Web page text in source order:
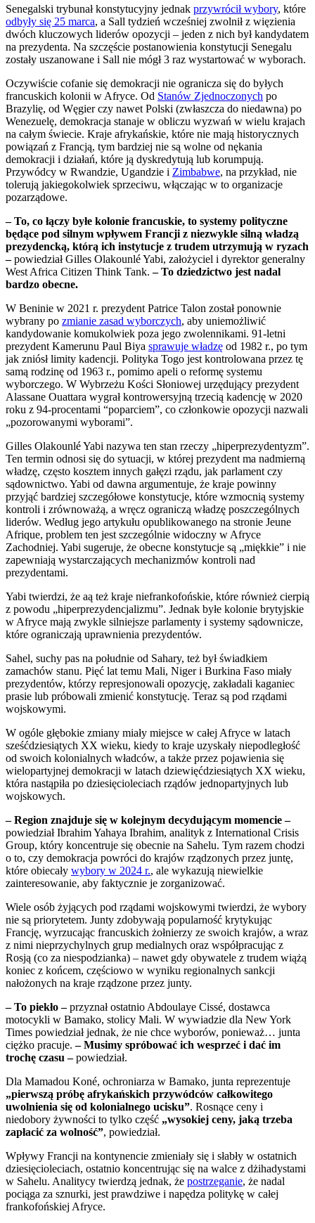
Senegalski trybunał konstytucyjny jednak przywrócił wybory, które
odbyły się 25 marca, a Sall tydzień wcześniej zwolnił z więzienia
dwóch kluczowych liderów opozycji – jeden z nich był kandydatem
na prezydenta. Na szczęście postanowienia konstytucji Senegalu
zostały uszanowane i Sall nie mógł 3 raz wystartować w wyborach.
Oczywiście cofanie się demokracji nie ogranicza się do byłych
francuskich kolonii w Afryce. Od Stanów Zjednoczonych po
Brazylię, od Węgier czy nawet Polski (zwłaszcza do niedawna) po
Wenezuelę, demokracja stanaje w obliczu wyzwań w wielu krajach
na całym świecie. Kraje afrykańskie, które nie mają historycznych
powiązań z Francją, tym bardziej nie są wolne od nękania
demokracji i działań, które ją dyskredytują lub korumpują.
Przywódcy w Rwandzie, Ugandzie i Zimbabwe, na przykład, nie
tolerują jakiegokolwiek sprzeciwu, włączając w to organizacje
pozarządowe.
– To, co łączy byłe kolonie francuskie, to systemy polityczne
będące pod silnym wpływem Francji z niezwykle silną władzą
prezydencką, którą ich instytucje z trudem utrzymują w ryzach
–powiedział Gilles Olakounlé Yabi, założyciel i dyrektor generalny
West Africa Citizen Think Tank.– To dziedzictwo jest nadal
bardzo obecne.
W Beninie w 2021 r. prezydent Patrice Talon został ponownie
wybrany po zmianie zasad wyborczych, aby uniemożliwić
kandydowanie komukolwiek poza jego zwolennikami. 91-letni
prezydent Kamerunu Paul Biya sprawuje władzę od 1982 r., po tym
jak zniósł limity kadencji. Polityka Togo jest kontrolowana przez tę
samą rodzinę od 1963 r., pomimo apeli o reformę systemu
wyborczego. W Wybrzeżu Kości Słoniowej urzędujący prezydent
Alassane Ouattara wygrał kontrowersyjną trzecią kadencję w 2020
roku z 94-procentami “poparciem”, co członkowie opozycji nazwali
„pozorowanymi wyborami”.
Gilles Olakounlé Yabi nazywa ten stan rzeczy „hiperprezydentyzm”.
Ten termin odnosi się do sytuacji, w której prezydent ma nadmierną
władzę, często kosztem innych gałęzi rządu, jak parlament czy
sądownictwo. Yabi od dawna argumentuje, że kraje powinny
przyjąć bardziej szczegółowe konstytucje, które wzmocnią systemy
kontroli i zrównoważą, a wręcz ograniczą władzę poszczególnych
liderów. Według jego artykułu opublikowanego na stronie Jeune
Afrique, problem ten jest szczególnie widoczny w Afryce
Zachodniej. Yabi sugeruje, że obecne konstytucje są „miękkie” i nie
zapewniają wystarczających mechanizmów kontroli nad
prezydentami.
Yabi twierdzi, że aą też kraje niefrankofońskie, które również cierpią
z powodu „hiperprezydencjalizmu”. Jednak byłe kolonie brytyjskie
w Afryce mają zwykle silniejsze parlamenty i systemy sądownicze,
które ograniczają uprawnienia prezydentów.
Sahel, suchy pas na południe od Sahary, też był świadkiem
zamachów stanu. Pięć lat temu Mali, Niger i Burkina Faso miały
prezydentów, którzy represjonowali opozycję, zakładali kaganiec
prasie lub próbowali zmienić konstytucję. Teraz są pod rządami
wojskowymi.
W ogóle głębokie zmiany miały miejsce w całej Afryce w latach
sześćdziesiątych XX wieku, kiedy to kraje uzyskały niepodległość
od swoich kolonialnych władców, a także przez pojawienia się
wielopartyjnej demokracji w latach dziewięćdziesiątych XX wieku,
która nastąpiła po dziesięcioleciach rządów jednopartyjnych lub
wojskowych.
– Region znajduje się w kolejnym decydującym momencie –
powiedział Ibrahim Yahaya Ibrahim, analityk z International Crisis
Group, który koncentruje się obecnie na Sahelu. Tym razem chodzi
o to, czy demokracja powróci do krajów rządzonych przez juntę,
które obiecały wybory w 2024 r., ale wykazują niewielkie
zainteresowanie, aby faktycznie je zorganizować.
Wiele osób żyjących pod rządami wojskowymi twierdzi, że wybory
nie są priorytetem. Junty zdobywają popularność krytykując
Francję, wyrzucając francuskich żołnierzy ze swoich krajów, a wraz
z nimi nieprzychylnych grup medialnych oraz współpracując z
Rosją (co za niespodzianka) – nawet gdy obywatele z trudem wiążą
koniec z końcem, częściowo w wyniku regionalnych sankcji
nałożonych na kraje rządzone przez junty.
– To piekło –przyznał ostatnio Abdoulaye Cissé, dostawca
motocykli w Bamako, stolicy Mali. W wywiadzie dla New York
Times powiedział jednak, że nie chce wyborów, ponieważ… junta
ciężko pracuje.– Musimy spróbować ich wesprzeć i dać im
trochę czasu –powiedział.
Dla Mamadou Koné, ochroniarza w Bamako, junta reprezentuje
„pierwszą próbę afrykańskich przywódców całkowitego
uwolnienia się od kolonialnego ucisku”. Rosnące ceny i
niedobory żywności to tylko część „wysokiej ceny, jaką trzeba
zapłacić za wolność”, powiedział.
Wpływy Francji na kontynencie zmieniały się i słabły w ostatnich
dziesięcioleciach, ostatnio koncentrując się na walce z dżihadystami
w Sahelu. Analitycy twierdzą jednak, że postrzeganie, że nadal
pociąga za sznurki, jest prawdziwe i napędza politykę w całej
frankofońskiej Afryce.